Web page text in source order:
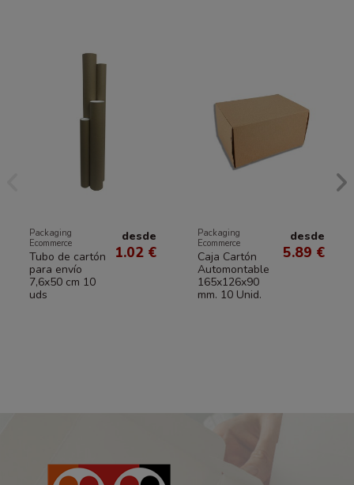
Packaging
Ecommerce
Tubo de cartón
para envío
7,6x50 cm 10
uds
desde
1.02 €
Packaging
Ecommerce
Caja Cartón
Automontable
165x126x90
mm. 10 Unid.
desde
5.89 €